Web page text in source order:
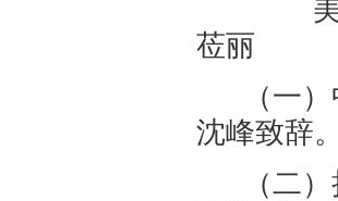
莅丽
（一
沈峰致辞
（二